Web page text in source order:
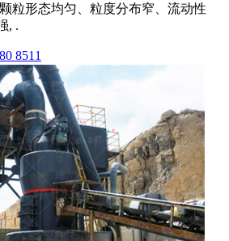
粒形态均匀、粒度分布窄、流动性
, .
8511